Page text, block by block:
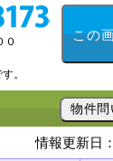
０
。
この
物件
情報更新日